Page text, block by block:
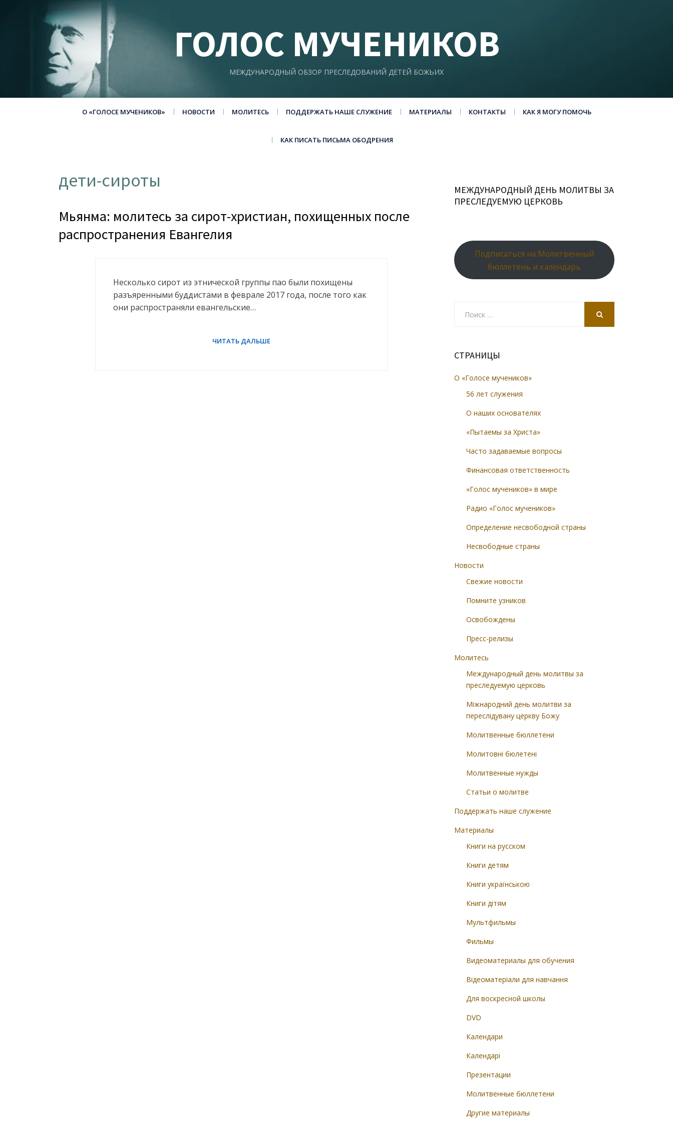
ГОЛОС МУЧЕНИКОВ
МЕЖДУНАРОДНЫЙ ОБЗОР ПРЕСЛЕДОВАНИЙ ДЕТЕЙ БОЖЬИХ
О «ГОЛОСЕ МУЧЕНИКОВ» НОВОСТИ МОЛИТЕСЬ ПОДДЕРЖАТЬ НАШЕ СЛУЖЕНИЕ МАТЕРИАЛЫ КОНТАКТЫ КАК Я МОГУ ПОМОЧЬ
КАК ПИСАТЬ ПИСЬМА ОБОДРЕНИЯ
дети-сироты
Мьянма: молитесь за сирот-христиан, похищенных после
распространения Евангелия
Несколько сирот из этнической группы пао были похищены
разъяренными буддистами в феврале 2017 года, после того как
они распространяли евангельские…
МЕЖДУНАРОДНЫЙ ДЕНЬ МОЛИТВЫ ЗА
ПРЕСЛЕДУЕМУЮ ЦЕРКОВЬ
Подписаться на Молитвенный
бюллетень и календарь
СТРАНИЦЫ
О «Голосе мучеников»
56 лет служения
О наших основателях
«Пытаемы за Христа»
Часто задаваемые вопросы
Финансовая ответственность
«Голос мучеников» в мире
Радио «Голос мучеников»
Определение несвободной страны
Несвободные страны
Новости
Свежие новости
Помните узников
Освобождены
Пресс-релизы
Молитесь
Международный день молитвы за
преследуемую церковь
Міжнародний день молитви за
переслідувану церкву Божу
Молитвенные бюллетени
Молитовні бюлетені
Молитвенные нужды
Статьи о молитве
Поддержать наше служение
Материалы
Книги на русском
Книги детям
Книги українською
Книги дітям
Мультфильмы
Фильмы
Видеоматериалы для обучения
Відеоматеріали для навчання
Для воскресной школы
DVD
Календари
Календарі
Презентации
Молитвенные бюллетени
Другие материалы